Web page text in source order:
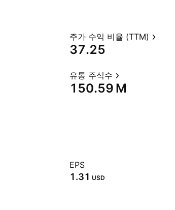
주가 수익 비율 (TTM)
37.25
유통 주식수
‪150.59 M‬
EPS
1.31 USD